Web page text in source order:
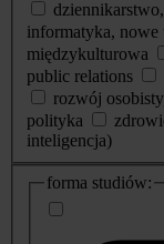
informatyka, nowe
międzykulturowa
public relations
rozwój
polityka
inteligencja)
dodatkowe
informacje
forma studiów: